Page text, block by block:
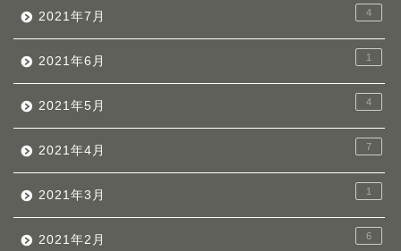
2021年7月 4
2021年6月 1
2021年5月 4
2021年4月 7
2021年3月 1
2021年2月 6